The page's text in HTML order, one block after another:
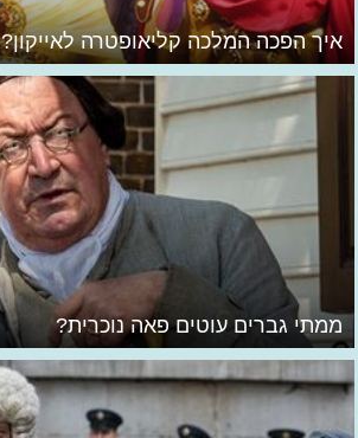
איך הפכה המלכה קליאופטרה לאייקון?
ממתי גברים עוטים פאה נוכרית?